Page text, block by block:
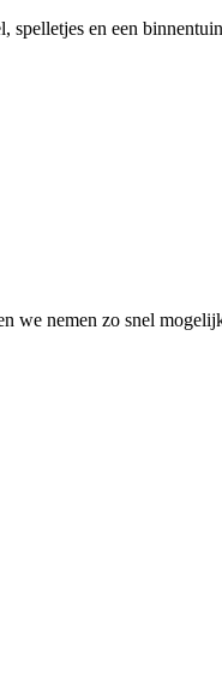
en een
we nemen zo snel